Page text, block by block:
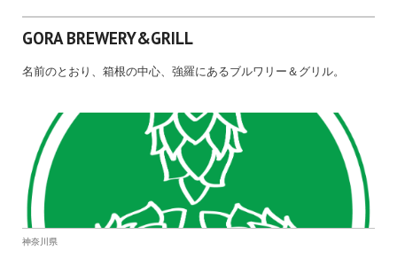
GORA BREWERY&GRILL
名前のとおり、箱根の中心、強羅にあるブルワリー＆グリル。
神奈川県